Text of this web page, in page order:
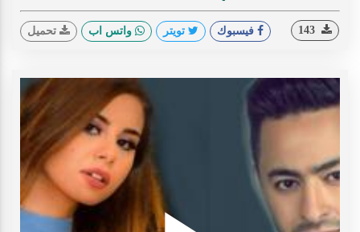
فيسبوك تويتر واتس اب تحميل